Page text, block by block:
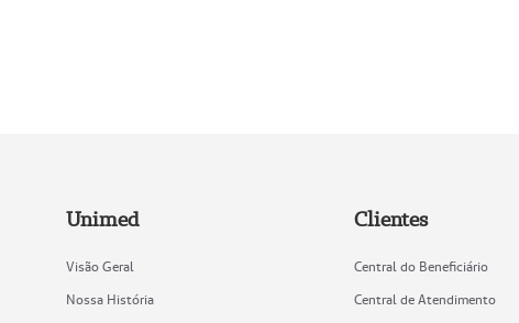
Unimed
Visão Geral
Nossa História
Clientes
Central do Beneficiário
Central de Atendimento